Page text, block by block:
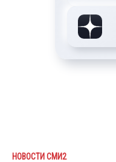
НОВОСТИ СМИ2